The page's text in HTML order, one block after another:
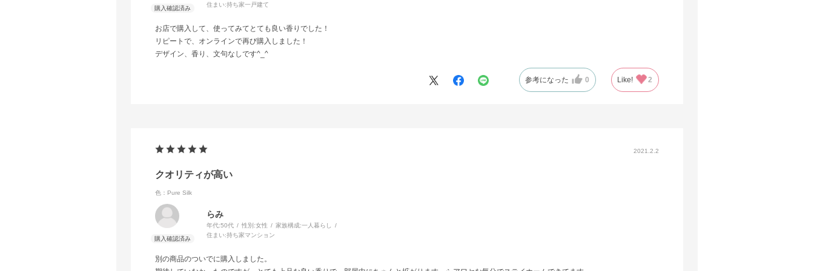
住まい:持ち家一戸建て
お店で購入して、使ってみてとても良い香りでした！
リピートで、オンラインで再び購入しました！
デザイン、香り、文句なしです^_^
参考になった 0 Like! 2
2021.2.2
クオリティが高い
色：Pure Silk
らみ
年代:50代 性別:女性 家族構成:一人暮らし
住まい:持ち家マンション
別の商品のついでに購入しました。